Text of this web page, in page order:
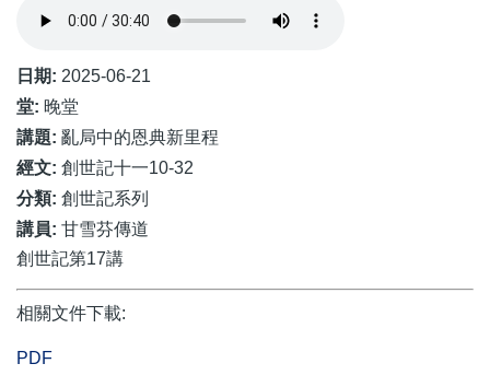
連
日期: 2025-06-21
堂: 晚堂
講題: 亂局中的恩典新里程
經文: 創世記十一10-32
分類: 創世記系列
講員: 甘雪芬傳道
創世記第17講
相關文件下載:
PDF